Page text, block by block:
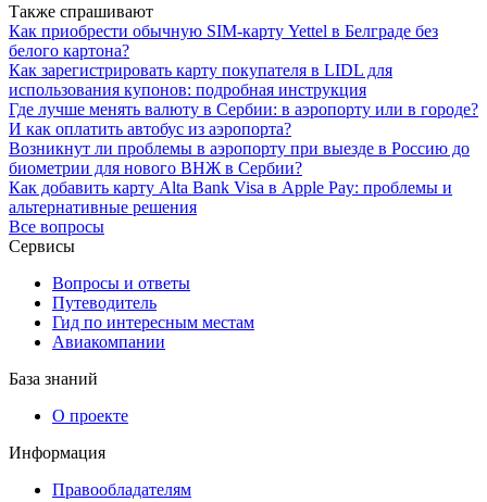
Также спрашивают
Как приобрести обычную SIM-карту Yettel в Белграде без
белого картона?
Как зарегистрировать карту покупателя в LIDL для
использования купонов: подробная инструкция
Где лучше менять валюту в Сербии: в аэропорту или в городе?
И как оплатить автобус из аэропорта?
Возникнут ли проблемы в аэропорту при выезде в Россию до
биометрии для нового ВНЖ в Сербии?
Как добавить карту Alta Bank Visa в Apple Pay: проблемы и
альтернативные решения
Все вопросы
Сервисы
Вопросы и ответы
Путеводитель
Гид по интересным местам
Авиакомпании
База знаний
О проекте
Информация
Правообладателям